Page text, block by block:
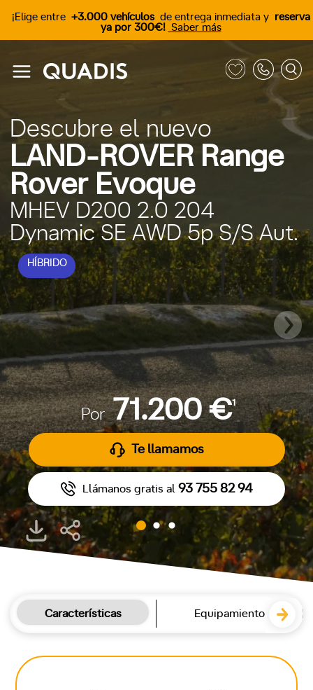
¡Elige entre +3.000 vehículos de entrega inmediata y reserva
ya por 300€! Saber más
Descubre el nuevo
LAND-ROVER Range
Rover Evoque
HÍBRIDO
MHEV D200 2.0 204
Dynamic SE AWD 5p S/S Aut.
Por71.200 €1
Te llamamos
Llámanos gratis al 93 755 82 94
Características Equipamiento